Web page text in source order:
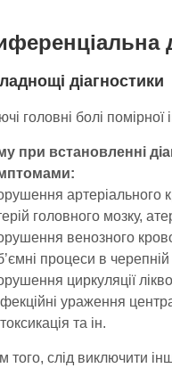
діагностики
головні болі
при встановленні
артеріального
головного мозку,
венозного
процеси в
циркуляції
ураження
та ін.
того, слід виключити